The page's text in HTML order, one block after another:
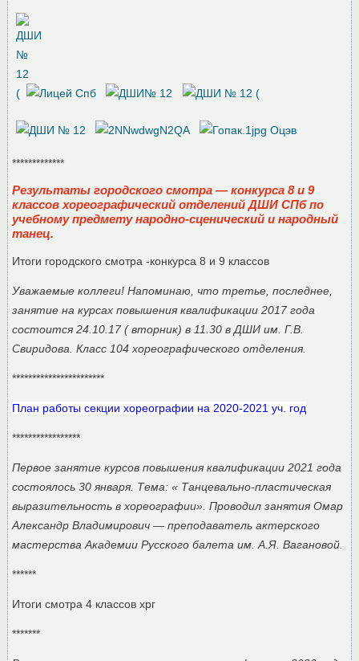
*************
Результаты городского смотра — конкурса 8 и 9
классов хореографический отделений ДШИ СПб по
учебному предмету народно-сценический и народный
танец.
Итоги городского смотра -конкурса 8 и 9 классов
Уважаемые коллеги! Напоминаю, что третье, последнее,
занятие на курсах повышения квалификации 2017 года
состоится 24.10.17 ( вторник) в 11.30 в ДШИ им. Г.В.
Свиридова. Класс 104 хореографического отделения.
***********************
План работы секции хореографии на 2020-2021 уч. год
*****************
Первое занятие курсов повышения квалификации 2021 года
состоялось 30 января. Тема: « Танцевально-пластическая
выразительность в хореографии». Проводил занятия Омар
Александр Владимирович — преподаватель актерского
мастерства Академии Русского балета им. А.Я. Вагановой.
******
Итоги смотра 4 классов хрг
*******